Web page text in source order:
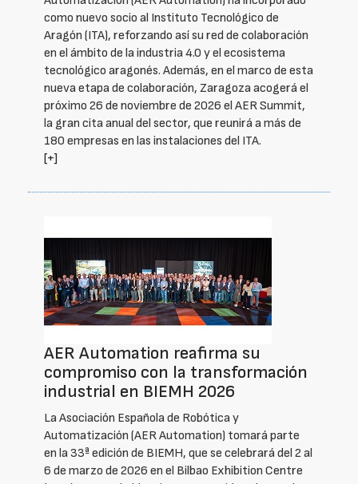
como nuevo socio al Instituto Tecnológico de
Aragón (ITA), reforzando así su red de colaboración
en el ámbito de la industria 4.0 y el ecosistema
tecnológico aragonés. Además, en el marco de esta
nueva etapa de colaboración, Zaragoza acogerá el
próximo 26 de noviembre de 2026 el AER Summit,
la gran cita anual del sector, que reunirá a más de
180 empresas en las instalaciones del ITA.
[+]
AER Automation reafirma su
compromiso con la transformación
industrial en BIEMH 2026
La Asociación Española de Robótica y
Automatización (AER Automation) tomará parte
en la 33ª edición de BIEMH, que se celebrará del 2 al
6 de marzo de 2026 en el Bilbao Exhibition Centre